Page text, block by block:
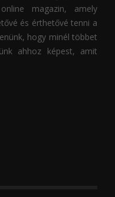
magazin, amely
és érthetővé tenni a
hogy minél többet
ahhoz képest, amit